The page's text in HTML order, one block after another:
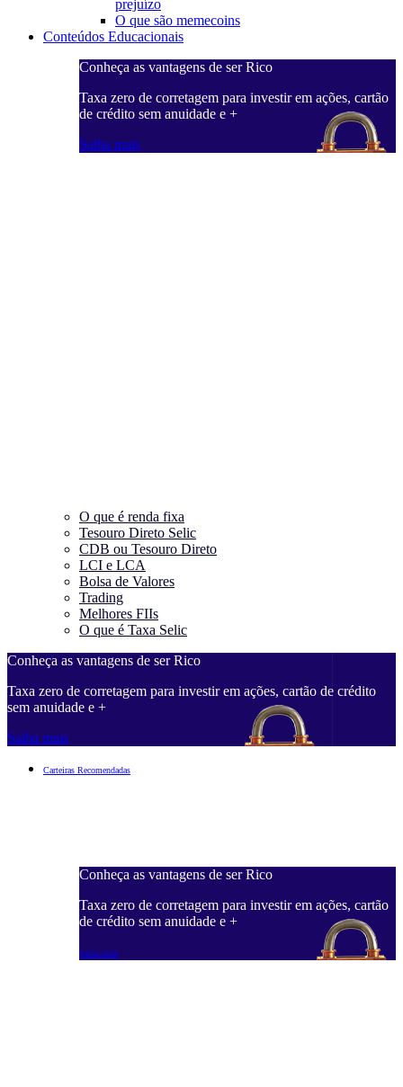
prejuízo
O que são memecoins
Conteúdos Educacionais
Conheça as vantagens de ser Rico
Taxa zero de corretagem para investir em ações, cartão
de crédito sem anuidade e +
Saiba mais
O que é renda fixa
Tesouro Direto Selic
CDB ou Tesouro Direto
LCI e LCA
Bolsa de Valores
Trading
Melhores FIIs
O que é Taxa Selic
Conheça as vantagens de ser Rico
Taxa zero de corretagem para investir em ações, cartão de crédito
sem anuidade e +
Saiba mais
Carteiras Recomendadas
Conheça as vantagens de ser Rico
Taxa zero de corretagem para investir em ações, cartão
de crédito sem anuidade e +
Saiba mais